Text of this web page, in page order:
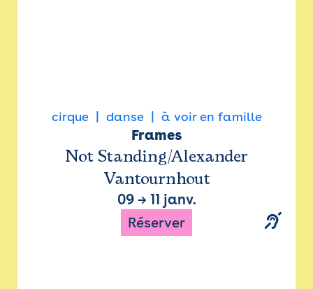
cirque danse à voir en famille
Frames
Not Standing/Alexander
Vantournhout
09→ 11 janv.
Réserver